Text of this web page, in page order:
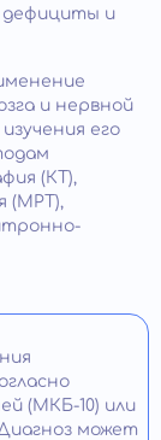
дефициты и
и нервной
его
(КТ),
(МРТ),
(МКБ-10) или
может